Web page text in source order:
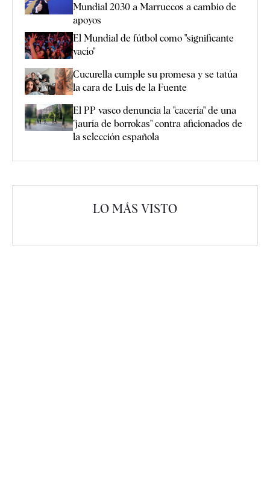
Mundial 2030 a Marruecos a cambio de
apoyos
El Mundial de fútbol como "significante
vacío"
Cucurella cumple su promesa y se tatúa
la cara de Luis de la Fuente
El PP vasco denuncia la "cacería" de una
"jauría de borrokas" contra aficionados de
la selección española
LO MÁS VISTO